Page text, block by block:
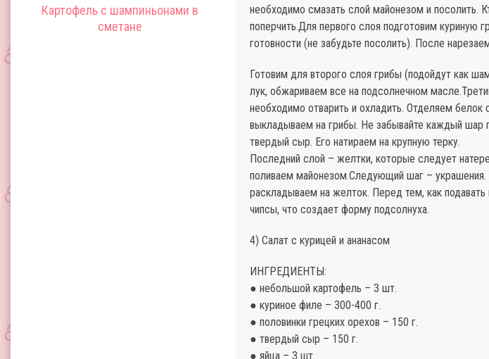
Картофель с шампиньонами в
сметане
необходимо смазать слой майонезом и посолить.
поперчить.Для первого слоя подготовим куриную
готовности (не забудьте посолить). После
Готовим для второго слоя грибы (подойдут как
лук, обжариваем все на подсолнечном
необходимо отварить и охладить. Отделяем белок
выкладываем на грибы. Не забывайте каждый
твердый сыр. Его натираем на крупную терку.
Последний слой – желтки, которые следует
поливаем майонезом.Следующий шаг –
раскладываем на желток. Перед тем, как
чипсы, что создает форму подсолнуха.
4) Салат с курицей и ананасом
ИНГРЕДИЕНТЫ:
● небольшой картофель – 3 шт.
● куриное филе – 300-400 г.
● половинки грецких орехов – 150 г.
● твердый сыр – 150 г.
● яйца – 3 шт.